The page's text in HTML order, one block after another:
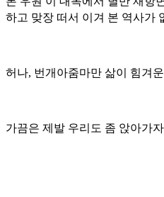
하고 맞장 떠서 이겨 본 역사가
허나, 번개아줌마만 삶이 힘겨
가끔은 제발 우리도 좀 앉아가